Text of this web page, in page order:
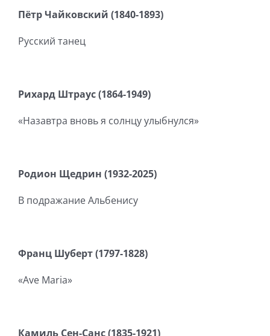
Пётр Чайковский (1840-1893)
Русский танец
Рихард Штраус (1864-1949)
«Назавтра вновь я солнцу улыбнулся»
Родион Щедрин (1932-2025)
В подражание Альбенису
Франц Шуберт (1797-1828)
«Ave Maria»
Камиль Сен-Санс (1835-1921)